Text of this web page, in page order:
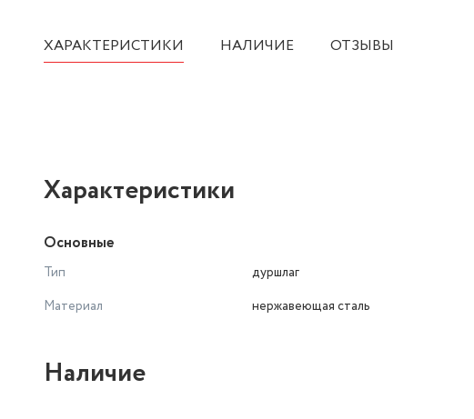
ХАРАКТЕРИСТИКИ НАЛИЧИЕ ОТЗЫВЫ
Характеристики
Основные
Тип
дуршлаг
Материал
нержавеющая сталь
Наличие